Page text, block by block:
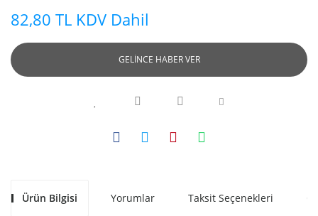
82,80 TL KDV Dahil
GELİNCE HABER VER
Ürün Bilgisi Yorumlar Taksit Seçenekleri